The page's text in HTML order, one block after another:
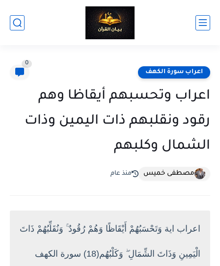
اعراب سورة الكهف
0
اعراب وتحسبهم أيقاظا وهم
رقود ونقلبهم ذات اليمين وذات
الشمال وكلبهم
مصطفى خميس منذ عام
اعراب اية وَتَحْسَبُهُمْ أَيْقَاظًا وَهُمْ رُقُودٌ ۚ وَنُقَلِّبُهُمْ ذَاتَ
الْيَمِينِ وَذَاتَ الشِّمَالِ ۖ وَكَلْبُهُم(18) سورة الكهف